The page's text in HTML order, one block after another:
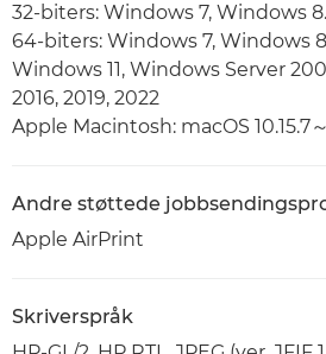
32-biters: Windows 7, Windows
64-biters: Windows 7, Windows
Windows 11, Windows Server
2016, 2019, 2022
Apple Macintosh: macOS 10.15.7
Andre støttede
Apple AirPrint
Skriverspråk